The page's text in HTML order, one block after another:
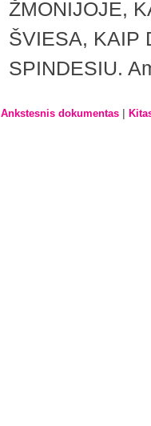
ŽMONIJOJE,
ŠVIESA, KAIP
SPINDESIU.
Ankstesnis dokumentas |